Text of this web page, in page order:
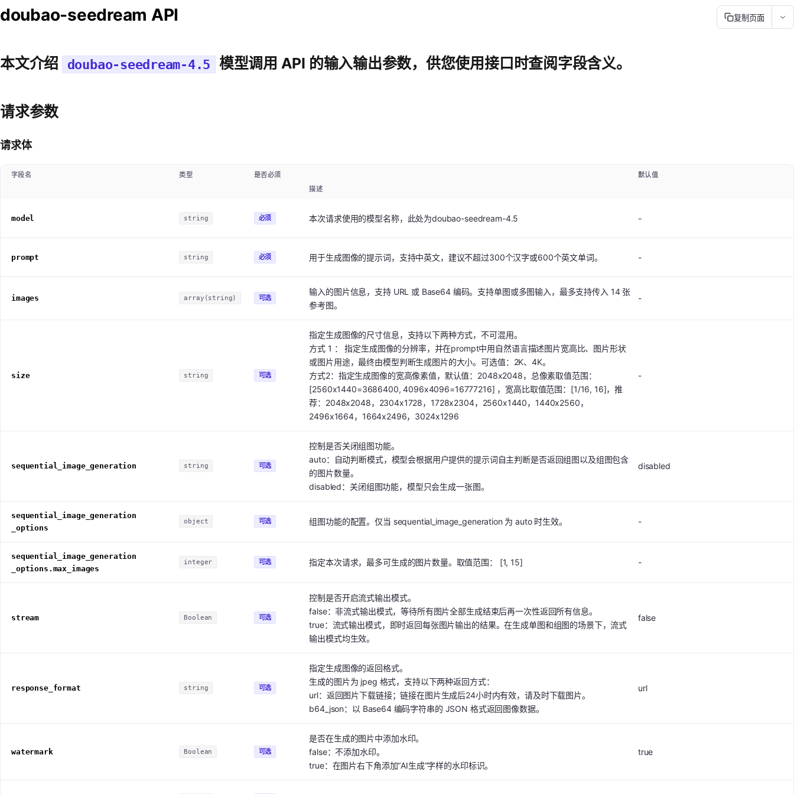
复制页面
doubao-seedream API
本文介绍 doubao-seedream-4.5 模型调用 API 的输入输出参数，供您使用接口时查阅字段含义。
请求参数
请求体
字段名 类型 是否必须
默认值
描述
model string 必须 -
本次请求使用的模型名称，此处为doubao-seedream-4.5
prompt string 必须 -
用于生成图像的提示词，支持中英文，建议不超过300个汉字或600个英文单词。
images array(string) 可选 -
输入的图片信息，支持 URL 或 Base64 编码。支持单图或多图输入，最多支持传入 14 张
参考图。
size string 可选 -
指定生成图像的尺寸信息，支持以下两种方式，不可混用。
方式 1 ： 指定生成图像的分辨率，并在prompt中用自然语言描述图片宽高比、图片形状
或图片用途，最终由模型判断生成图片的大小。可选值：2K、4K。
方式2：指定生成图像的宽高像素值，默认值：2048x2048，总像素取值范围：
[2560x1440=3686400, 4096x4096=16777216] ，宽高比取值范围：[1/16, 16]，推
荐：2048x2048，2304x1728，1728x2304，2560x1440，1440x2560，
2496x1664，1664x2496，3024x1296
sequential_image_generation string 可选 disabled
控制是否关闭组图功能。
auto：自动判断模式，模型会根据用户提供的提示词自主判断是否返回组图以及组图包含
的图片数量。
disabled：关闭组图功能，模型只会生成一张图。
sequential_image_generation
_options
object 可选 -
组图功能的配置。仅当 sequential_image_generation 为 auto 时生效。
sequential_image_generation
_options.max_images
integer 可选 -
指定本次请求，最多可生成的图片数量。取值范围： [1, 15]
stream Boolean 可选 false
控制是否开启流式输出模式。
false：非流式输出模式，等待所有图片全部生成结束后再一次性返回所有信息。
true：流式输出模式，即时返回每张图片输出的结果。在生成单图和组图的场景下，流式
输出模式均生效。
response_format string 可选 url
指定生成图像的返回格式。
生成的图片为 jpeg 格式，支持以下两种返回方式：
url：返回图片下载链接；链接在图片生成后24小时内有效，请及时下载图片。
b64_json：以 Base64 编码字符串的 JSON 格式返回图像数据。
watermark Boolean 可选 true
是否在生成的图片中添加水印。
false：不添加水印。
true：在图片右下角添加“AI生成”字样的水印标识。